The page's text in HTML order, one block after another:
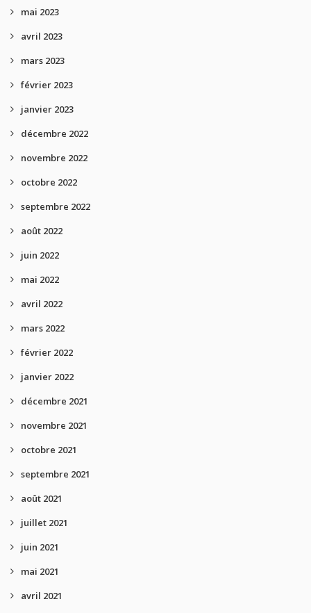
mai 2023
avril 2023
mars 2023
février 2023
janvier 2023
décembre 2022
novembre 2022
octobre 2022
septembre 2022
août 2022
juin 2022
mai 2022
avril 2022
mars 2022
février 2022
janvier 2022
décembre 2021
novembre 2021
octobre 2021
septembre 2021
août 2021
juillet 2021
juin 2021
mai 2021
avril 2021